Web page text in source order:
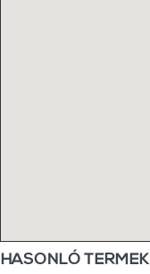
HASONLÓ TERMEK